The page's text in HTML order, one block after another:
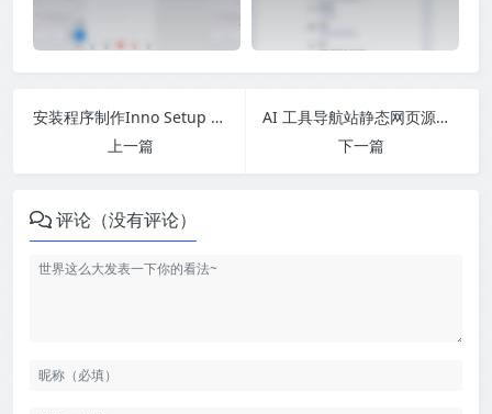
安装程序制作Inno Setup v6.7.1汉化版
上一篇
AI 工具导航站静态网页源码分享
下一篇
评论（没有评论）